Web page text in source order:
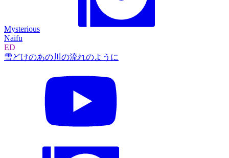
Mysterious
Naifu
ED
雪どけのあの川の流れのように